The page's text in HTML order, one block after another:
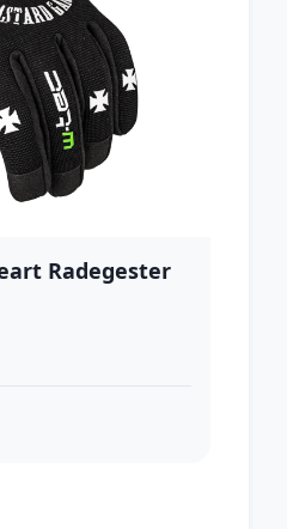
Radegester